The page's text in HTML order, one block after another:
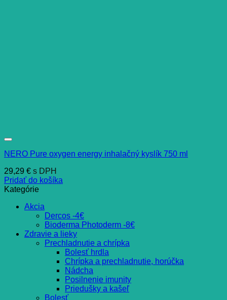
NERO Pure oxygen energy inhalačný kyslík 750 ml
29,29 € s DPH
Pridať do košíka
Kategórie
Akcia
Dercos -4€
Bioderma Photoderm -8€
Zdravie a lieky
Prechladnutie a chrípka
Bolesť hrdla
Chrípka a prechladnutie, horúčka
Nádcha
Posilnenie imunity
Priedušky a kašeľ
Bolesť